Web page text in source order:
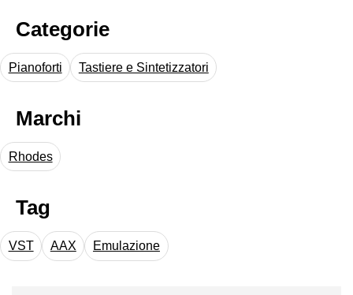
Categorie
Pianoforti Tastiere e Sintetizzatori
Marchi
Rhodes
Tag
VST AAX Emulazione